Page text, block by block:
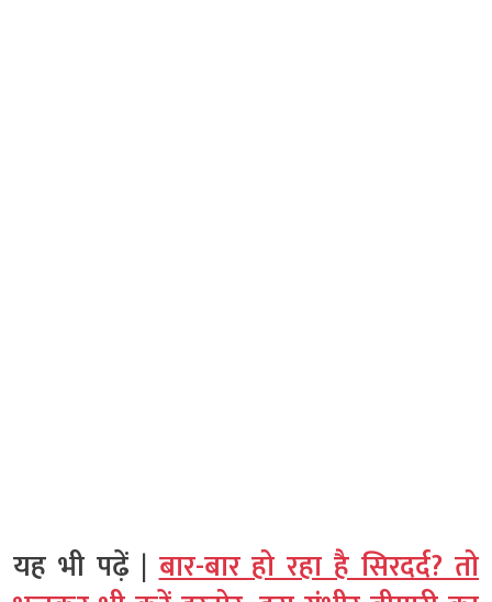
यह भी पढ़ें |बार-बार हो रहा है सिरदर्द? तो